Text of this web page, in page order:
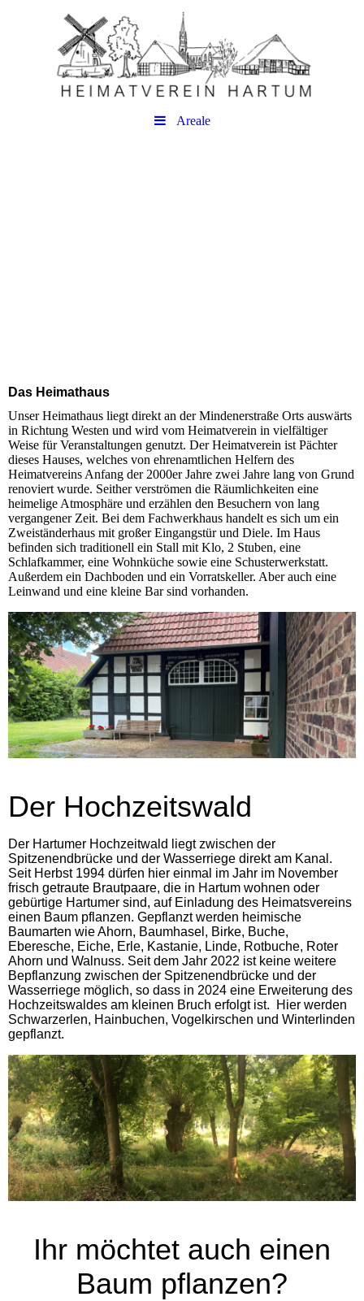
Areale
Das Heimathaus
Unser Heimathaus liegt direkt an der Mindenerstraße Orts auswärts
in Richtung Westen und wird vom Heimatverein in vielfältiger
Weise für Veranstaltungen genutzt. Der Heimatverein ist Pächter
dieses Hauses, welches von ehrenamtlichen Helfern des
Heimatvereins Anfang der 2000er Jahre zwei Jahre lang von Grund
renoviert wurde. Seither verströmen die Räumlichkeiten eine
heimelige Atmosphäre und erzählen den Besuchern von lang
vergangener Zeit. Bei dem Fachwerkhaus handelt es sich um ein
Zweiständerhaus mit großer Eingangstür und Diele. Im Haus
befinden sich traditionell ein Stall mit Klo, 2 Stuben, eine
Schlafkammer, eine Wohnküche sowie eine Schusterwerkstatt.
Außerdem ein Dachboden und ein Vorratskeller. Aber auch eine
Leinwand und eine kleine Bar sind vorhanden.
Der Hochzeitswald
Der Hartumer Hochzeitwald liegt zwischen der
Spitzenendbrücke und der Wasserriege direkt am Kanal.
Seit Herbst 1994 dürfen hier einmal im Jahr im November
frisch getraute Brautpaare, die in Hartum wohnen oder
gebürtige Hartumer sind, auf Einladung des Heimatsvereins
einen Baum pflanzen. Gepflanzt werden heimische
Baumarten wie Ahorn, Baumhasel, Birke, Buche,
Eberesche, Eiche, Erle, Kastanie, Linde, Rotbuche, Roter
Ahorn und Walnuss. Seit dem Jahr 2022 ist keine weitere
Bepflanzung zwischen der Spitzenendbrücke und der
Wasserriege möglich, so dass in 2024 eine Erweiterung des
Hochzeitswaldes am kleinen Bruch erfolgt ist. Hier werden
Schwarzerlen, Hainbuchen, Vogelkirschen und Winterlinden
gepflanzt.
Ihr möchtet auch einen
Baum pflanzen?